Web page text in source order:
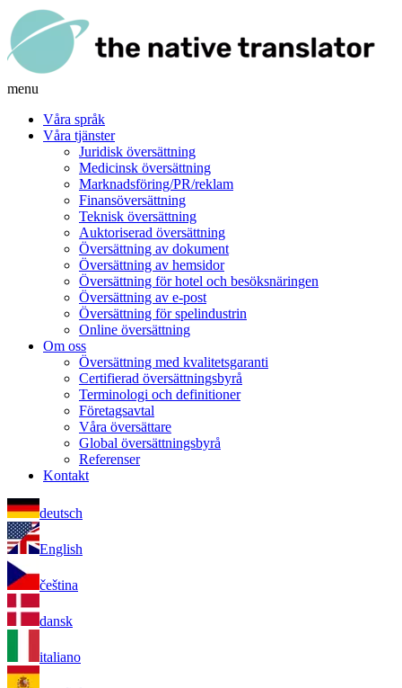
menu
Våra språk
Våra tjänster
Juridisk översättning
Medicinsk översättning
Marknadsföring/PR/reklam
Finansöversättning
Teknisk översättning
Auktoriserad översättning
Översättning av dokument
Översättning av hemsidor
Översättning för hotel och besöksnäringen
Översättning av e-post
Översättning för spelindustrin
Online översättning
Om oss
Översättning med kvalitetsgaranti
Certifierad översättningsbyrå
Terminologi och definitioner
Företagsavtal
Våra översättare
Global översättningsbyrå
Referenser
Kontakt
deutsch
English
čeština
dansk
italiano